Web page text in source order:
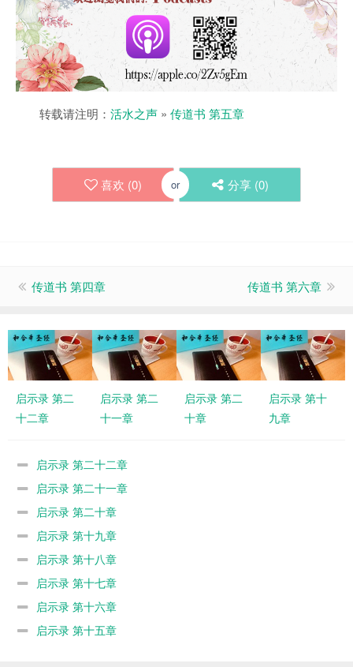
转载请注明： 活水之声 » 传道书 第五章
喜欢 (0) or 分享 (0)
传道书 第四章 传道书 第六章
启示录 第二
十二章
启示录 第二
十一章
启示录 第二
十章
启示录 第十
九章
启示录 第二十二章
启示录 第二十一章
启示录 第二十章
启示录 第十九章
启示录 第十八章
启示录 第十七章
启示录 第十六章
启示录 第十五章